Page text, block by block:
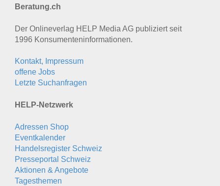
Beratung.ch
Der Onlineverlag HELP Media AG publiziert seit
1996 Konsumenten­informationen.
Kontakt, Impressum
offene Jobs
Letzte Suchanfragen
HELP-Netzwerk
Adressen Shop
Eventkalender
Handelsregister Schweiz
Presseportal Schweiz
Aktionen & Angebote
Tagesthemen